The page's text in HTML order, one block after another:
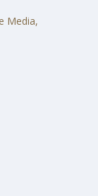
Media,